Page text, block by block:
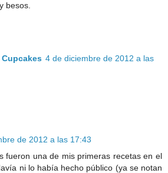
besos.
4 de diciembre de 2012 a las
de 2012 a las 17:43
fueron una de mis primeras recetas en el
ni lo había hecho público (ya se notan